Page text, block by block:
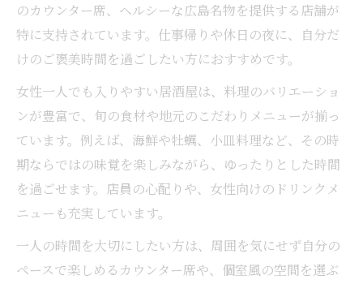
のカウンター席、ヘルシーな広島名物を提供する店舗が
特に支持されています。仕事帰りや休日の夜に、自分だ
けのご褒美時間を過ごしたい方におすすめです。
女性一人でも入りやすい居酒屋は、料理のバリエーショ
ンが豊富で、旬の食材や地元のこだわりメニューが揃っ
ています。例えば、海鮮や牡蠣、小皿料理など、その時
期ならではの味覚を楽しみながら、ゆったりとした時間
を過ごせます。店員の心配りや、女性向けのドリンクメ
ニューも充実しています。
一人の時間を大切にしたい方は、周囲を気にせず自分の
ペースで楽しめるカウンター席や、個室風の空間を選ぶ